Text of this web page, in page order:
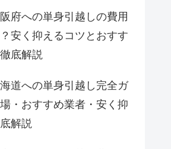
府への単身引越しの費用
安く抑えるコツとおすす
底解説
道への単身引越し完全ガ
・おすすめ業者・安く抑
解説